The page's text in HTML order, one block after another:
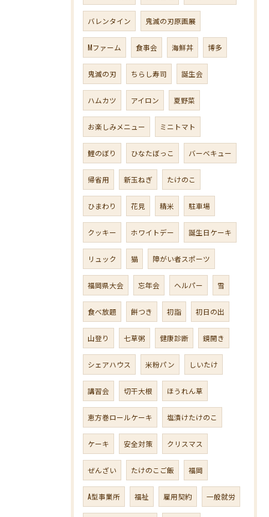
バレンタイン 鬼滅の刃原画展
Mファーム 食事会 海鮮丼 博多
鬼滅の刃 ちらし寿司 誕生会
ハムカツ アイロン 夏野菜
お楽しみメニュー ミニトマト
鯉のぼり ひなたぼっこ バーベキュー
帰省用 新玉ねぎ たけのこ
ひまわり 花見 精米 駐車場
クッキー ホワイトデー 誕生日ケーキ
リュック 猫 障がい者スポーツ
福岡県大会 忘年会 ヘルパー 雪
食べ放題 餅つき 初詣 初日の出
山登り 七草粥 健康診断 鏡開き
シェアハウス 米粉パン しいたけ
講習会 切干大根 ほうれん草
恵方巻ロールケーキ 塩漬けたけのこ
ケーキ 安全対策 クリスマス
ぜんざい たけのこご飯 福岡
A型事業所 福祉 雇用契約 一般就労